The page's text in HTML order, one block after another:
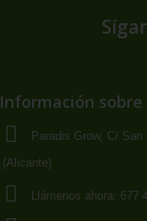
Información
Paradis Grow, C/
(Alicante)
Llámenos ahora: 677